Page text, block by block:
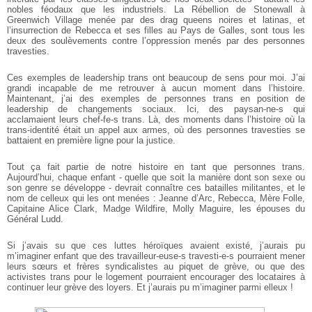
nobles féodaux que les industriels. La Rébellion de Stonewall à
Greenwich Village menée par des drag queens noires et latinas, et
l’insurrection de Rebecca et ses filles au Pays de Galles, sont tous les
deux des soulèvements contre l’oppression menés par des personnes
travesties.
Ces exemples de leadership trans ont beaucoup de sens pour moi. J’ai
grandi incapable de me retrouver à aucun moment dans l’histoire.
Maintenant, j’ai des exemples de personnes trans en position de
leadership de changements sociaux. Ici, des paysan-ne-s qui
acclamaient leurs chef-fe-s trans. Là, des moments dans l’histoire où la
trans-identité était un appel aux armes, où des personnes travesties se
battaient en première ligne pour la justice.
Tout ça fait partie de notre histoire en tant que personnes trans.
Aujourd’hui, chaque enfant - quelle que soit la manière dont son sexe ou
son genre se développe - devrait connaître ces batailles militantes, et le
nom de celleux qui les ont menées : Jeanne d’Arc, Rebecca, Mère Folle,
Capitaine Alice Clark, Madge Wildfire, Molly Maguire, les épouses du
Général Ludd.
Si j’avais su que ces luttes héroïques avaient existé, j’aurais pu
m’imaginer enfant que des travailleur-euse-s travesti-e-s pourraient mener
leurs sœurs et frères syndicalistes au piquet de grève, ou que des
activistes trans pour le logement pourraient encourager des locataires à
continuer leur grève des loyers. Et j’aurais pu m’imaginer parmi elleux !